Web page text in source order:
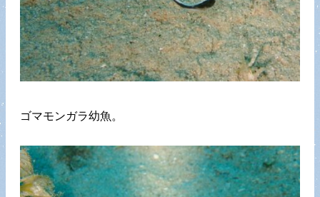
ゴマモンガラ幼魚。